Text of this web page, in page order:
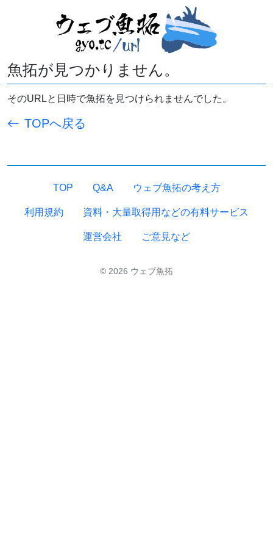
魚拓が見つかりません。
そのURLと日時で魚拓を見つけられませんでした。
TOPへ戻る
TOP Q&A ウェブ魚拓の考え方
利用規約 資料・大量取得用などの有料サービス
運営会社 ご意見など
© 2026 ウェブ魚拓